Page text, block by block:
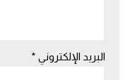
البريد الإلكتروني *